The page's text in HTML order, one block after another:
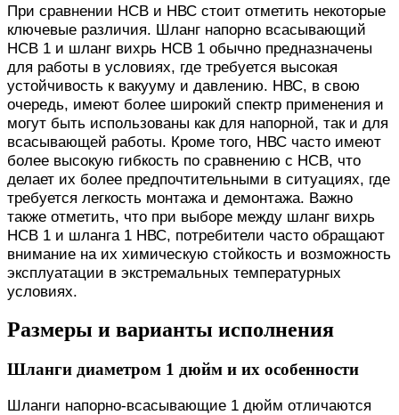
При сравнении НСВ и НВС стоит отметить некоторые
ключевые различия. Шланг напорно всасывающий
НСВ 1 и шланг вихрь НСВ 1 обычно предназначены
для работы в условиях, где требуется высокая
устойчивость к вакууму и давлению. НВС, в свою
очередь, имеют более широкий спектр применения и
могут быть использованы как для напорной, так и для
всасывающей работы. Кроме того, НВС часто имеют
более высокую гибкость по сравнению с НСВ, что
делает их более предпочтительными в ситуациях, где
требуется легкость монтажа и демонтажа. Важно
также отметить, что при выборе между шланг вихрь
НСВ 1 и шланга 1 НВС, потребители часто обращают
внимание на их химическую стойкость и возможность
эксплуатации в экстремальных температурных
условиях.
Размеры и варианты исполнения
Шланги диаметром 1 дюйм и их особенности
Шланги напорно-всасывающие 1 дюйм отличаются